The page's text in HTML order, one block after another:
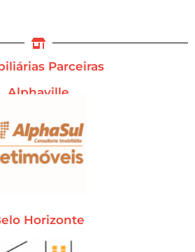
Parceiras
Alphaville
Horizonte